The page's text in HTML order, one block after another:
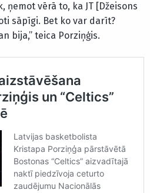
ņemot vērā to, ka JT [Džeisons
sāpīgi. Bet ko var darīt?
bija,” teica Porziņģis.